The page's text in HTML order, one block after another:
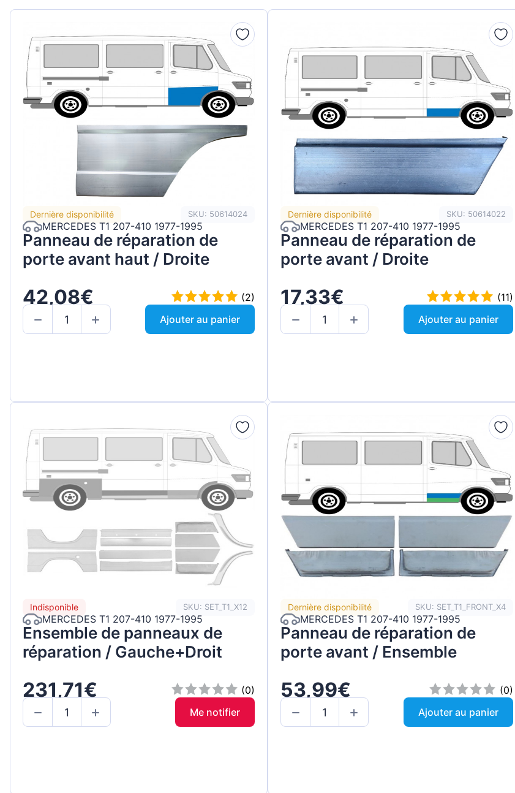
Dernière disponibilité SKU: 50614024
MERCEDES T1 207-410 1977-1995
Panneau de réparation de
porte avant haut / Droite
42,08€
(2)
Ajouter au panier
Dernière disponibilité SKU: 50614022
MERCEDES T1 207-410 1977-1995
Panneau de réparation de
porte avant / Droite
17,33€
(11)
Ajouter au panier
Indisponible SKU: SET_T1_X12
MERCEDES T1 207-410 1977-1995
Ensemble de panneaux de
réparation / Gauche+Droit
231,71€
(0)
Me notifier
Dernière disponibilité SKU: SET_T1_FRONT_X4
MERCEDES T1 207-410 1977-1995
Panneau de réparation de
porte avant / Ensemble
53,99€
(0)
Ajouter au panier